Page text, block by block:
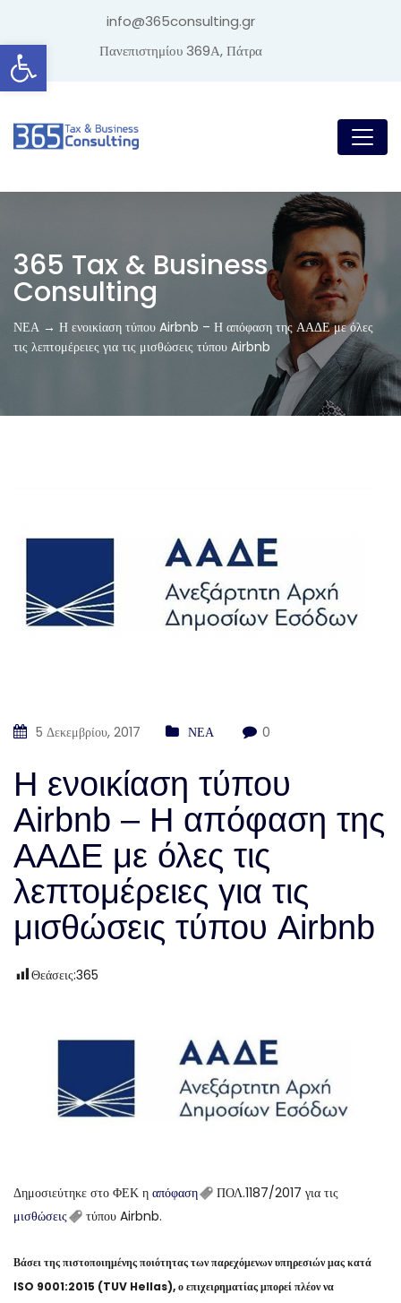
Ανοίξτε τη γραμμή εργαλείων
info@365consulting.gr
Πανεπιστημίου 369Α, Πάτρα
365 Tax & Business
Consulting
ΝΕΑ → Η ενοικίαση τύπου Airbnb – Η απόφαση της ΑΑΔΕ με όλες
τις λεπτομέρειες για τις μισθώσεις τύπου Airbnb
5 Δεκεμβρίου, 2017 ΝΕΑ 0
Η ενοικίαση τύπου
Airbnb – Η απόφαση της
ΑΑΔΕ με όλες τις
λεπτομέρειες για τις
μισθώσεις τύπου Airbnb
Θεάσεις:365
Δημοσιεύτηκε στο ΦΕΚ η απόφαση
ΠΟΛ.1187/2017 για τις
μισθώσεις
τύπου Airbnb.
Βάσει της πιστοποιημένης ποιότητας των παρεχόμενων υπηρεσιών μας κατά
ISO 9001:2015 (TUV Hellas), ο επιχειρηματίας μπορεί πλέον να